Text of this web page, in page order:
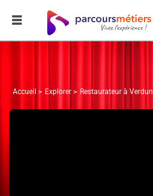
Accueil Explorer Restaurateur à Verdun